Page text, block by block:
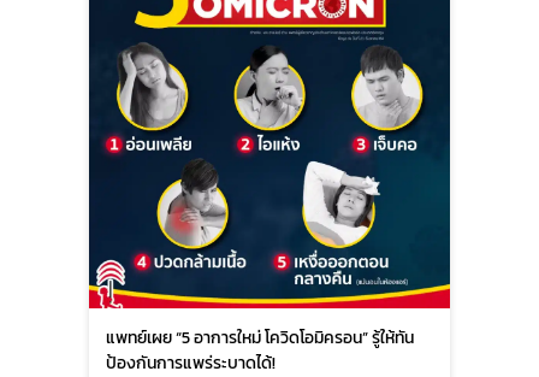
แพทย์เผย “5 อาการใหม่ โควิดโอมิครอน” รู้ให้ทัน
ป้องกันการแพร่ระบาดได้!